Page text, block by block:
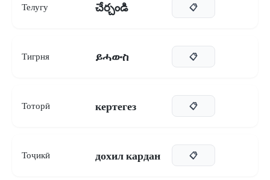
Телугу చేర్చండి 📋
Тигрня ይሓውስ 📋
Тоторӣ кертегез 📋
Тоҷикӣ дохил кардан 📋